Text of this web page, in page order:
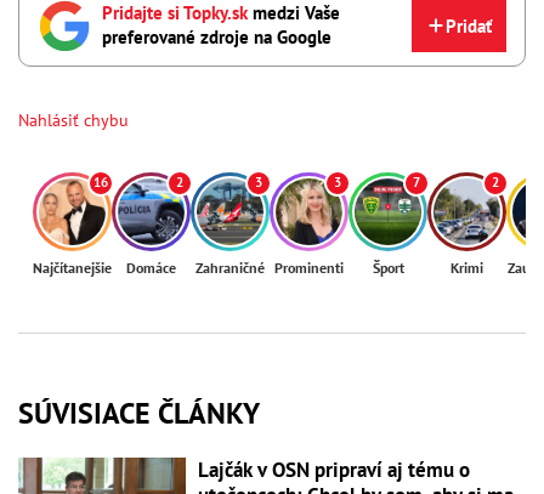
Pridajte si Topky.skmedzi Vaše
preferované zdroje na Google
Pridať
Nahlásiť chybu
16
Najčítanejšie
2
Domáce
3
Zahraničné
3
Prominenti
7
Šport
2
Krimi
SÚVISIACE ČLÁNKY
Lajčák v OSN pripraví aj tému o